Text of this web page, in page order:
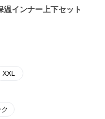
温インナー上下セット
XXL